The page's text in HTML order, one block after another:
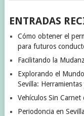
ENTRADAS
Cómo obtener el
para futuros
Facilitando la
Explorando el
Sevilla:
Vehículos Sin Carnet
Periodoncia en